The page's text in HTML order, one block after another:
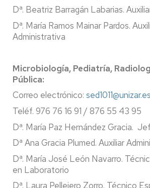
Dª. Beatriz Barragán Labarias.
Dª. María Ramos Mainar Pardos.
Administrativa
Microbiología, Pediatría,
Pública:
Correo electrónico: sed1011@unizar.es
Teléf. 976 76 16 91 / 876 55 43 95
Dª. María Paz Hernández Gracia.
Dª Ana Gracia Plumed. Auxiliar
Dª. María José León Navarro.
en Laboratorio
Dª. Laura Pellejero Zorro. Técnico